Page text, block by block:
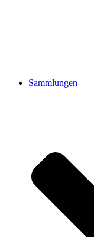
Sammlungen